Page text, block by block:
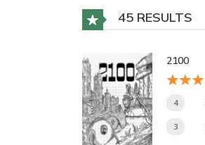
45 RESULTS
2100
4
3